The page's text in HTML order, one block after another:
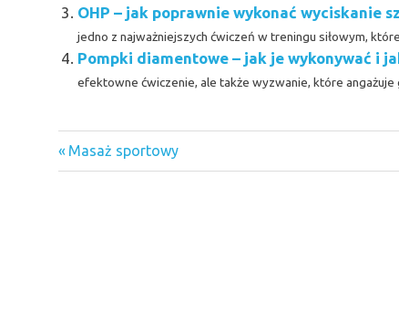
OHP – jak poprawnie wykonać wyciskanie
jedno z najważniejszych ćwiczeń w treningu siłowym,
Pompki diamentowe – jak je wykonywać i
efektowne ćwiczenie, ale także wyzwanie, które
firma
rodzina
Nawigacja
Previous
Post:
Masaż sportowy